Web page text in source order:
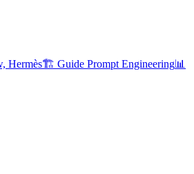
Hermès🏗️ Guide Prompt Engineering📊